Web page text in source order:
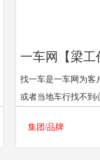
一车网【梁工
找一车是一车网为客
或者当地车行找不到
渠道，为您找到合适
集团/品牌